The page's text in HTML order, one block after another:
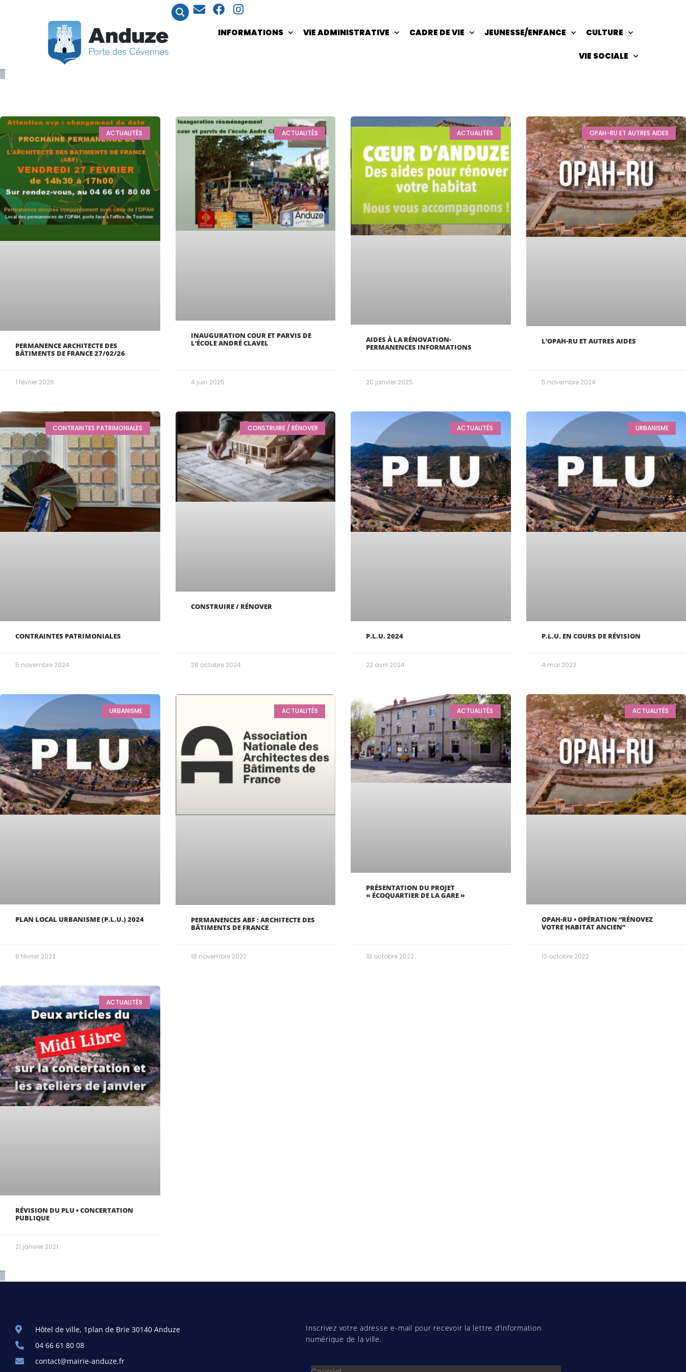
INFORMATIONS VIE ADMINISTRATIVE CADRE DE VIE JEUNESSE/ENFANCE CULTURE
VIE SOCIALE
ACTUALITÉS
PERMANENCE ARCHITECTE DES
BÂTIMENTS DE FRANCE 27/02/26
1 février 2026
ACTUALITÉS
INAUGURATION COUR ET PARVIS DE
L’ÉCOLE ANDRÉ CLAVEL
4 juin 2025
ACTUALITÉS
AIDES À LA RÉNOVATION-
PERMANENCES INFORMATIONS
20 janvier 2025
OPAH-RU ET AUTRES AIDES
L’OPAH-RU ET AUTRES AIDES
5 novembre 2024
CONTRAINTES PATRIMONIALES
CONTRAINTES PATRIMONIALES
5 novembre 2024
CONSTRUIRE / RÉNOVER
CONSTRUIRE / RÉNOVER
28 octobre 2024
ACTUALITÉS
P.L.U. 2024
22 avril 2024
URBANISME
P.L.U. EN COURS DE RÉVISION
4 mai 2023
URBANISME
PLAN LOCAL URBANISME (P.L.U.) 2024
8 février 2023
ACTUALITÉS
PERMANENCES ABF : ARCHITECTE DES
BÂTIMENTS DE FRANCE
18 novembre 2022
ACTUALITÉS
PRÉSENTATION DU PROJET
« ÉCOQUARTIER DE LA GARE »
18 octobre 2022
ACTUALITÉS
OPAH-RU • OPÉRATION “RÉNOVEZ
VOTRE HABITAT ANCIEN”
13 octobre 2022
ACTUALITÉS
RÉVISION DU PLU • CONCERTATION
PUBLIQUE
21 janvier 2021
Hôtel de ville, 1plan de Brie 30140 Anduze
04 66 61 80 08
contact@mairie-anduze.fr
Inscrivez votre adresse e-mail pour recevoir la lettre d’information
numérique de la ville.